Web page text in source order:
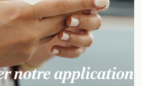
notre application